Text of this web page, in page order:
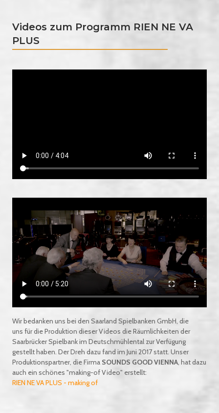
Videos zum Programm RIEN NE VA
PLUS
Wir bedanken uns bei den Saarland Spielbanken GmbH, die
uns für die Produktion dieser Videos die Räumlichkeiten der
Saarbrücker Spielbank im Deutschmühlental zur Verfügung
gestellt haben. Der Dreh dazu fand im Juni 2017 statt. Unser
Produktionspartner, die Firma SOUNDS GOOD VIENNA , hat dazu
auch ein schönes "making-of Video" erstellt:
RIEN NE VA PLUS - making of